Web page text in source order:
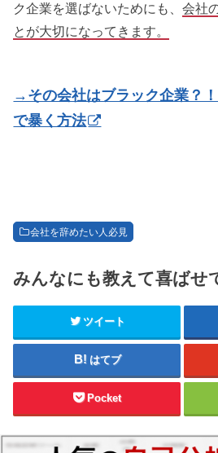
ク企業を選ばないためにも、会社
とが大切になってきます。
→その会社はブラック企業？
で暴く方法
会社を辞めたい人必見
みんなにも教えて喜ばせ
ツイート
はてブ
Pocket